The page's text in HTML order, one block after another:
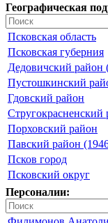
Географическая
Псковская область
Псковская губерния
Дедовичский район
Пустошкинский
Гдовский район
Стругокрасненский
Порховский район
Павский район
Псков город
Псковский округ
Персоналии: